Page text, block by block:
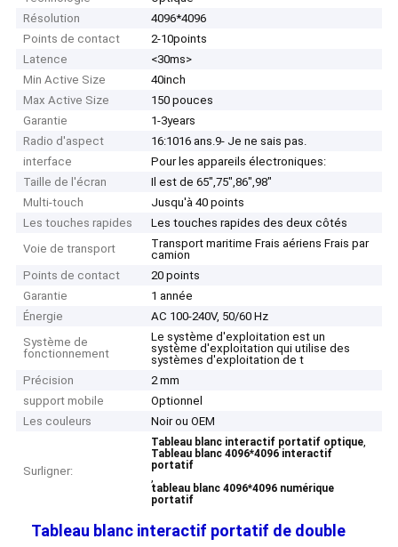
Résolution
4096*4096
Points de contact
2-10points
Latence
<30ms>
Min Active Size
40inch
Max Active Size
150 pouces
Garantie
1-3years
Radio d'aspect
16:1016 ans.9- Je ne sais pas.
interface
Pour les appareils électroniques:
Taille de l'écran
Il est de 65",75",86",98"
Multi-touch
Jusqu'à 40 points
Les touches rapides
Les touches rapides des deux côtés
Voie de transport
Transport maritime Frais aériens Frais par
camion
Points de contact
20 points
Garantie
1 année
Énergie
AC 100-240V, 50/60 Hz
Système de
fonctionnement
Le système d'exploitation est un
système d'exploitation qui utilise des
systèmes d'exploitation de t
Précision
2 mm
support mobile
Optionnel
Les couleurs
Noir ou OEM
Surligner:
Tableau blanc interactif portatif optique,
Tableau blanc 4096*4096 interactif
portatif
,
tableau blanc 4096*4096 numérique
portatif
Tableau blanc interactif portatif de double